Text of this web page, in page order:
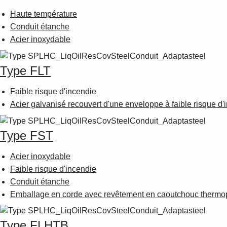
Haute température
Conduit étanche
Acier inoxydable
Type FLT
Faible risque d'incendie
Acier galvanisé recouvert d'une enveloppe à faible risque
Type FST
Acier inoxydable
Faible risque d'incendie
Conduit étanche
Emballage en corde avec revêtement en caoutchouc